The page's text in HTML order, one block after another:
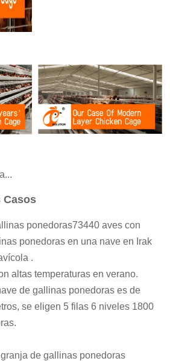
Casos
ponedoras73440 avescon
ponedoras en una nave en Irak
.
altas temperaturas en verano.
de gallinas ponedoras es de
se eligen 5 filas 6 niveles 1800
de gallinas ponedoras